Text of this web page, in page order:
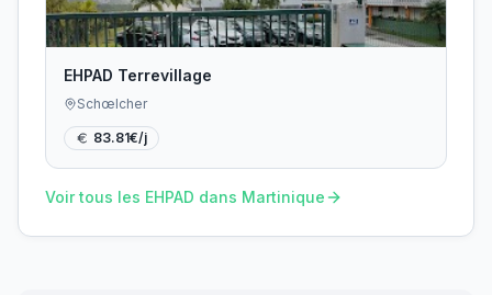
EHPAD Terrevillage
Schœlcher
83.81€/j
Voir tous les EHPAD dans Martinique